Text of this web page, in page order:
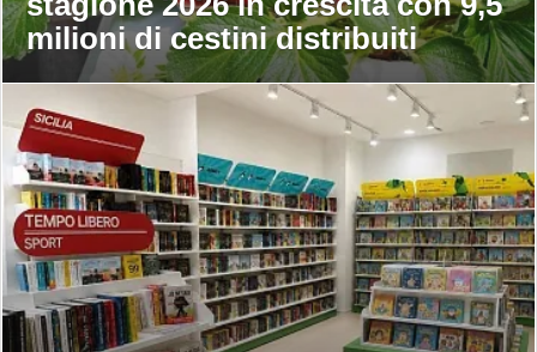
milioni di cestini distribuiti